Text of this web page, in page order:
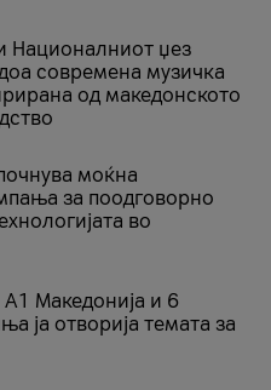
Националниот џез
современа музичка
од македонското
моќна
за поодговорно
во
A1 Македонија и 6
ја отворија темата за